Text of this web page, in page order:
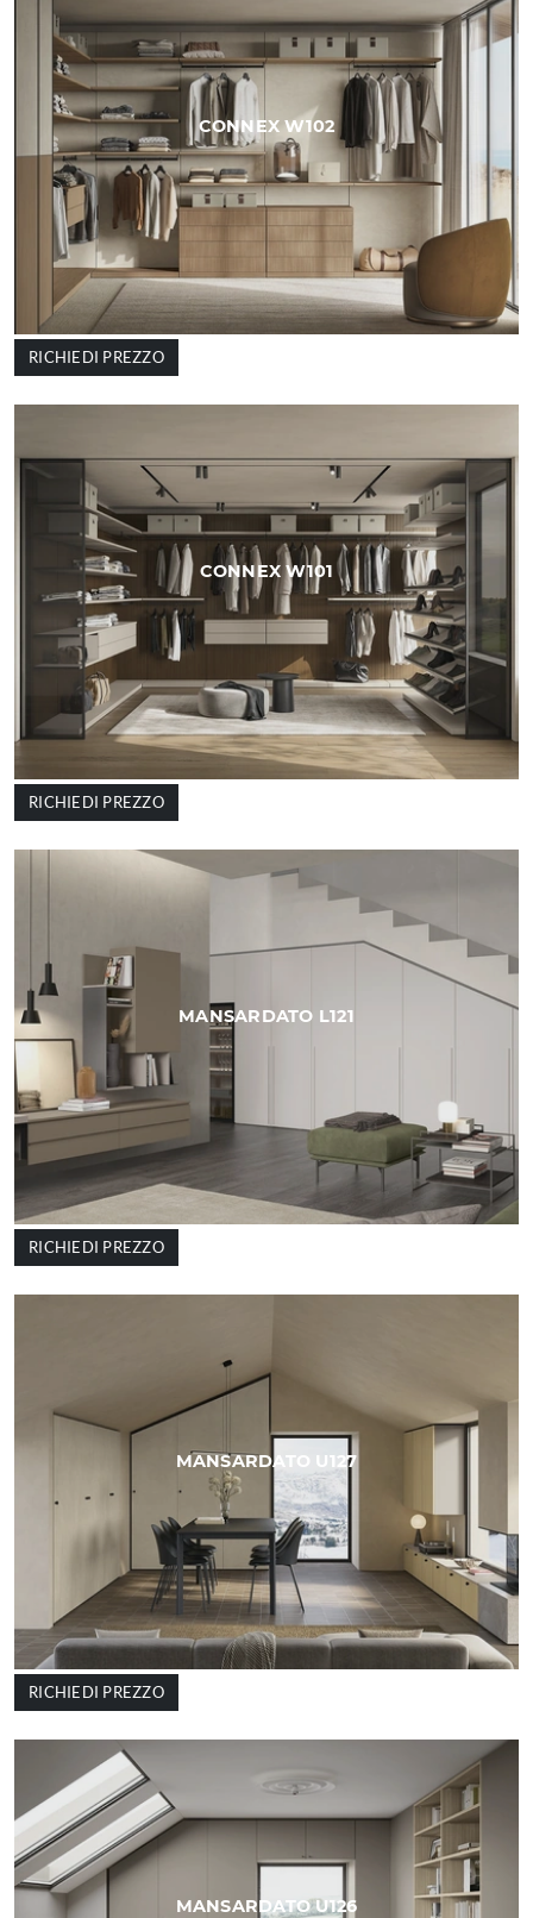
CONNEX W102
RICHIEDI PREZZO
CONNEX W101
RICHIEDI PREZZO
MANSARDATO L121
RICHIEDI PREZZO
MANSARDATO U127
RICHIEDI PREZZO
MANSARDATO U126